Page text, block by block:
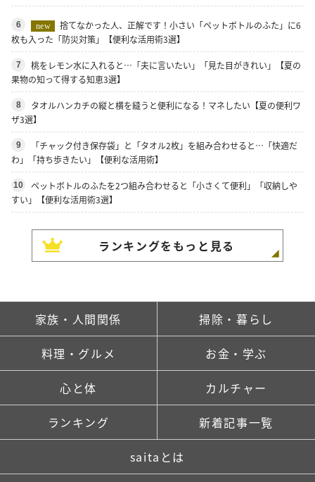
6 new
捨てなかった人、正解です！小さい「ペットボトルのふた」に6
枚も入った「防災対策」【便利な活用術3選】
7
桃をレモン水に入れると…「夫に言いたい」「見た目がきれい」【夏の
果物の知って得する知恵3選】
8
タオルハンカチの縦と横を縫うと便利になる！マネしたい【夏の便利ワ
ザ3選】
9
「チャック付き保存袋」と「タオル2枚」を組み合わせると…「快適だ
わ」「持ち歩きたい」【便利な活用術】
10
ペットボトルのふたを2つ組み合わせると「小さくて便利」「収納しや
すい」【便利な活用術3選】
ランキングをもっと見る
家族・人間関係 掃除・暮らし
料理・グルメ お金・学ぶ
心と体 カルチャー
ランキング 新着記事一覧
saitaとは